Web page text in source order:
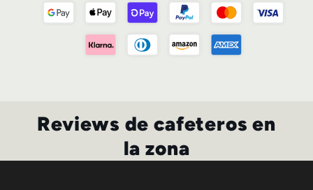
Reviews de cafeteros en
la zona